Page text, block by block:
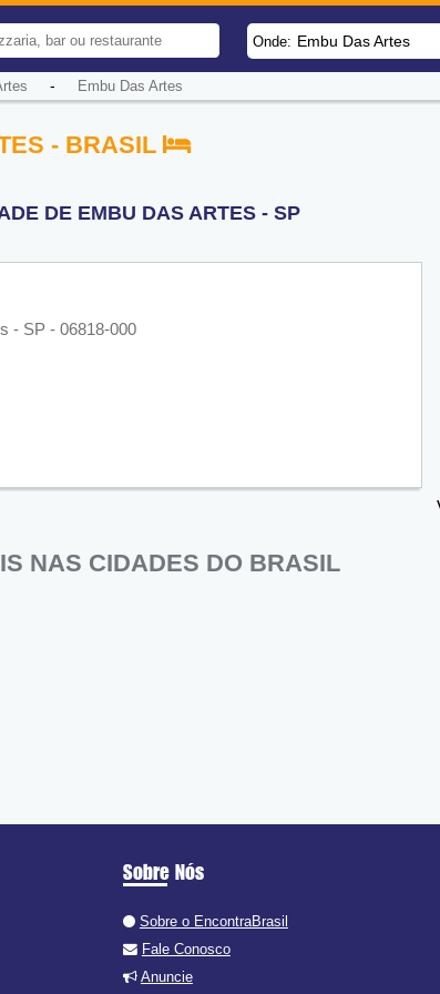
Onde: Embu Das Artes
- Embu Das Artes
- BRASIL
DE EMBU DAS ARTES - SP
- SP - 06818-000
NAS CIDADES DO BRASIL
Sobre Nós
Sobre o EncontraBrasil
Fale Conosco
Anuncie